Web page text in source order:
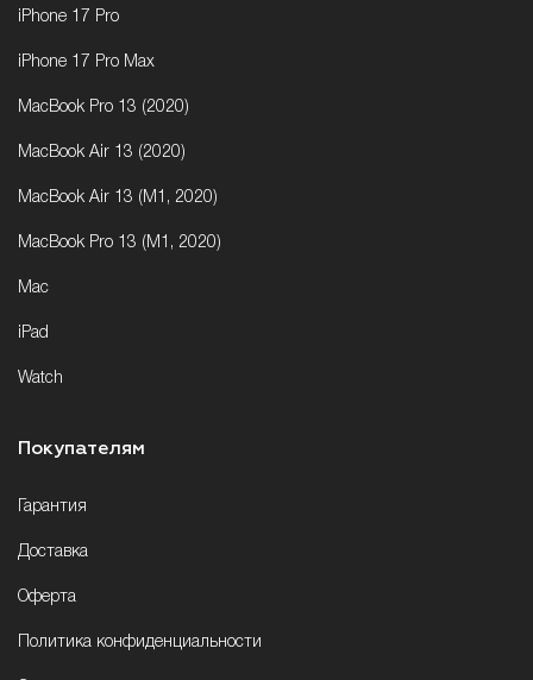
iPhone 17 Pro
iPhone 17 Pro Max
MacBook Pro 13 (2020)
MacBook Air 13 (2020)
MacBook Air 13 (M1, 2020)
MacBook Pro 13 (M1, 2020)
Mac
iPad
Watch
Покупателям
Гарантия
Доставка
Оферта
Политика конфиденциальности